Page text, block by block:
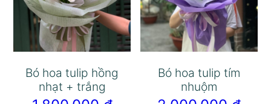
Bó hoa tulip hồng
nhạt + trắng
Bó hoa tulip tím
nhuộm